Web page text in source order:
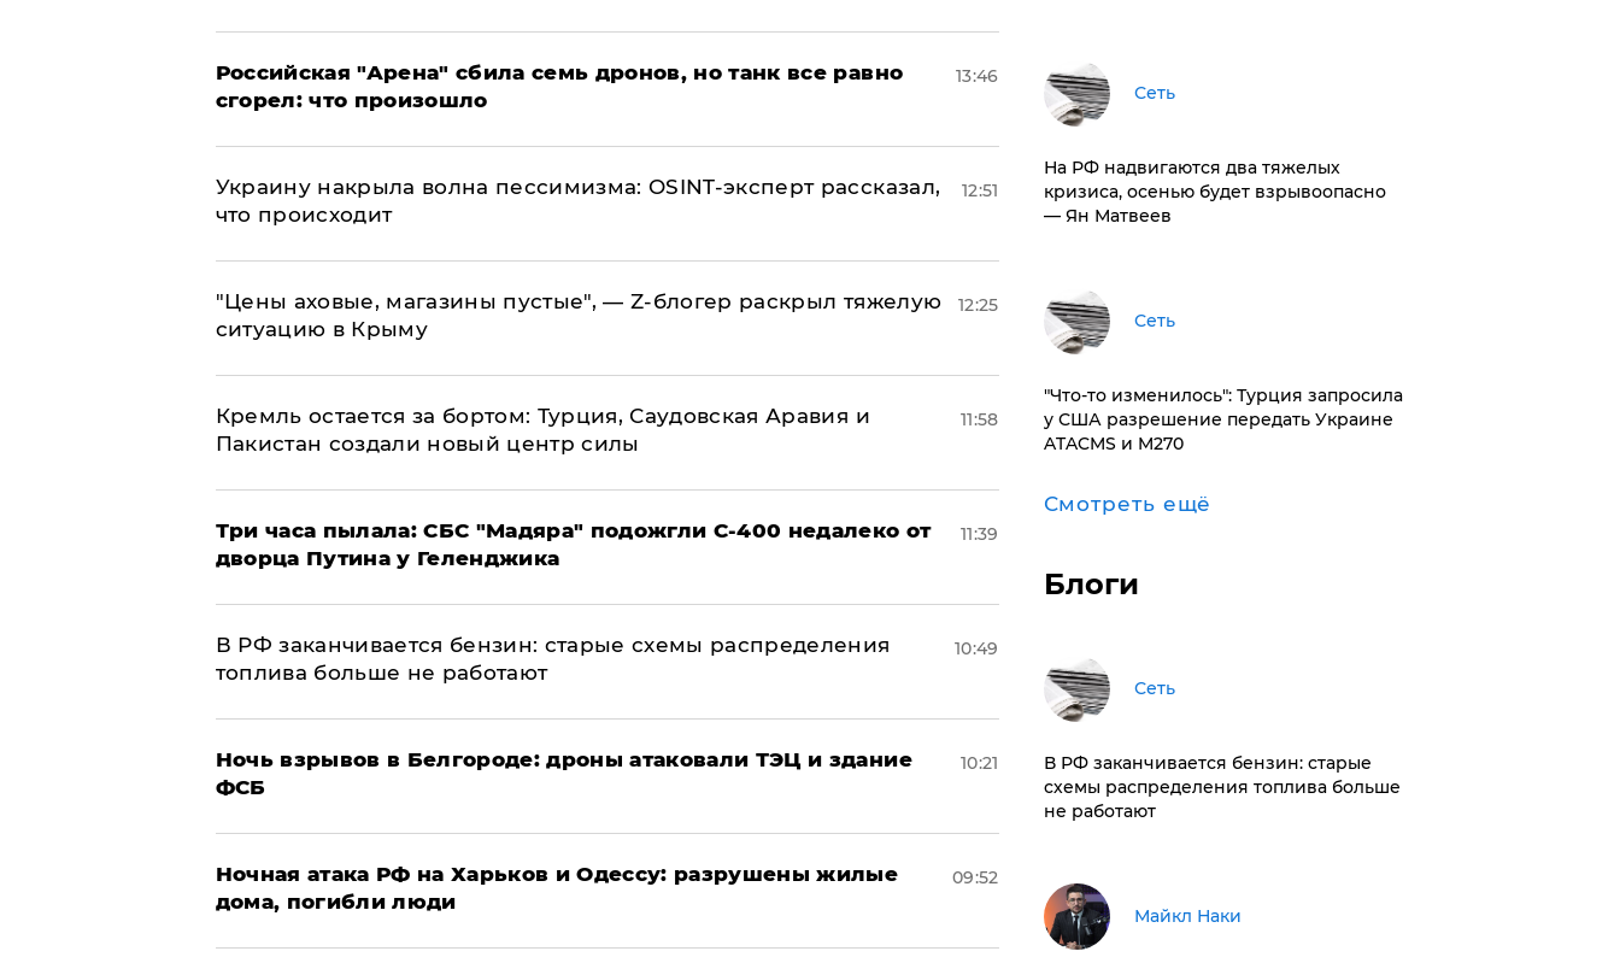
​Российская "Арена" сбила семь дронов, но танк все равно
сгорел: что произошло
13:46
​Украину накрыла волна пессимизма: OSINT-эксперт рассказал,
что происходит
12:51
​"Цены аховые, магазины пустые", — Z-блогер раскрыл тяжелую
ситуацию в Крыму
12:25
​Кремль остается за бортом: Турция, Саудовская Аравия и
Пакистан создали новый центр силы
11:58
Три часа пылала: СБС "Мадяра" подожгли С-400 недалеко от
дворца Путина у Геленджика
11:39
​В РФ заканчивается бензин: старые схемы распределения
топлива больше не работают
10:49
​Ночь взрывов в Белгороде: дроны атаковали ТЭЦ и здание
ФСБ
10:21
​Ночная атака РФ на Харьков и Одессу: разрушены жилые
дома, погибли люди
09:52
Сеть
На РФ надвигаются два тяжелых
кризиса, осенью будет взрывоопасно
— Ян Матвеев
Сеть
​"Что-то изменилось": Турция запросила
у США разрешение передать Украине
ATACMS и M270
Смотреть ещё
Блоги
Сеть
​В РФ заканчивается бензин: старые
схемы распределения топлива больше
не работают
Майкл Наки